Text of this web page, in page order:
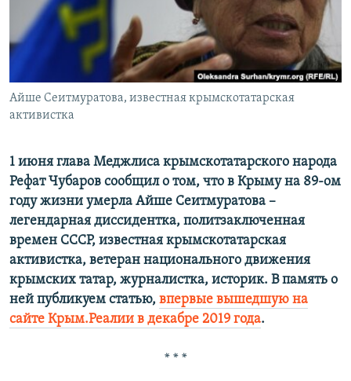
ПОБЕДИТЕЛЕЙ НЕ СУДЯТ?
КРЫМ.НЕПОКОРЕННЫЙ
УКРАИНСКАЯ ПРОБЛЕМА КРЫМА
ПРИСОЕДИНЯЙТЕСЬ!
Все сайты RFE/RL
Айше Сеитмуратова, известная крымскотатарская
активистка
1 июня глава Меджлиса крымскотатарского народа
Рефат Чубаров сообщил о том, что в Крыму на 89-ом
году жизни умерла Айше Сеитмуратова –
легендарная диссидентка, политзаключенная
времен СССР, известная крымскотатарская
активистка, ветеран национального движения
крымских татар, журналистка, историк. В память о
ней публикуем статью, впервые вышедшую на
сайте Крым.Реалии в декабре 2019 года.
* * *